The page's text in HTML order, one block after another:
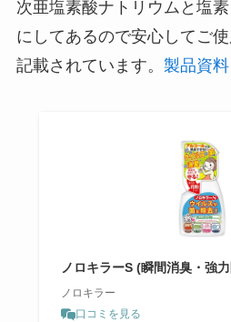
次亜塩素酸ナトリウムと塩
にしてあるので安心してご
記載されています。 製品資料
ノロキラーS (瞬間消臭・強
ノロキラー
口コミを見る